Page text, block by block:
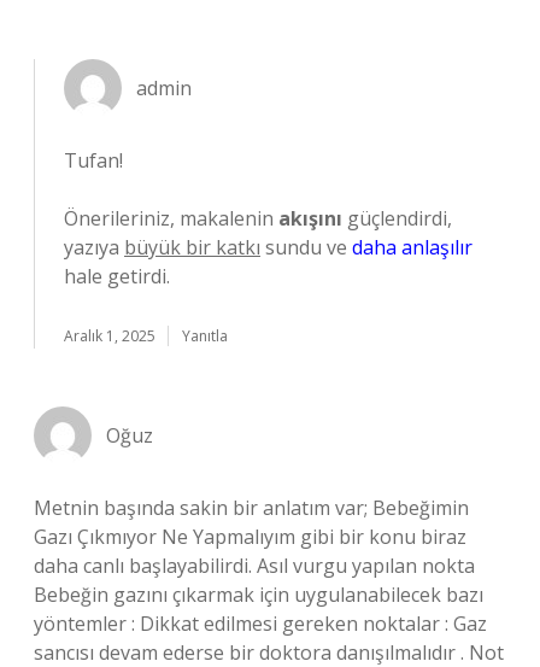
admin
Tufan!
Önerileriniz, makalenin akışını güçlendirdi,
yazıya büyük bir katkı sundu ve daha anlaşılır
hale getirdi.
Aralık 1, 2025 Yanıtla
Oğuz
Metnin başında sakin bir anlatım var; Bebeğimin
Gazı Çıkmıyor Ne Yapmalıyım gibi bir konu biraz
daha canlı başlayabilirdi. Asıl vurgu yapılan nokta
Bebeğin gazını çıkarmak için uygulanabilecek bazı
yöntemler : Dikkat edilmesi gereken noktalar : Gaz
sancısı devam ederse bir doktora danışılmalıdır . Not